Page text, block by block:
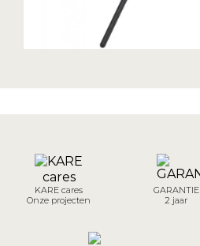
KARE cares
Onze projecten
GARANTIE
2 jaar